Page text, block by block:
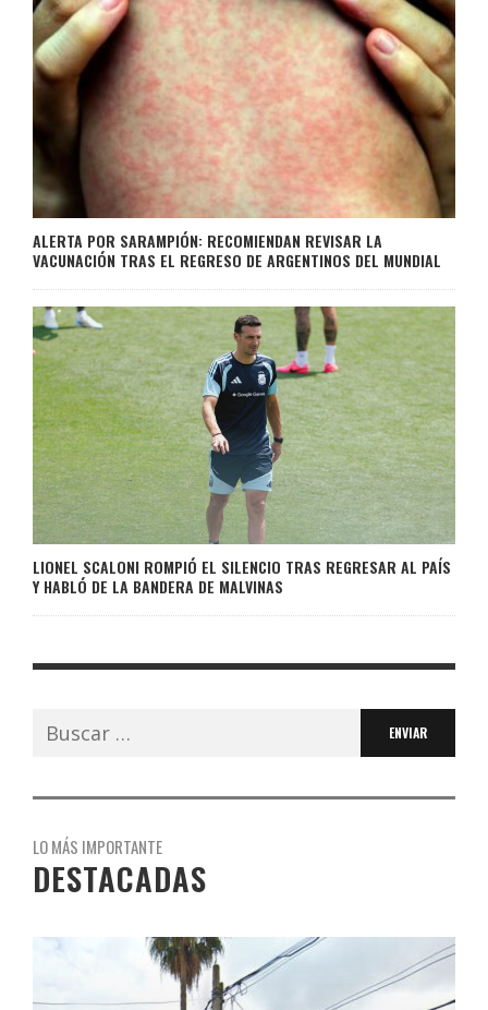
ALERTA POR SARAMPIÓN: RECOMIENDAN REVISAR LA
VACUNACIÓN TRAS EL REGRESO DE ARGENTINOS DEL MUNDIAL
LIONEL SCALONI ROMPIÓ EL SILENCIO TRAS REGRESAR AL PAÍS
Y HABLÓ DE LA BANDERA DE MALVINAS
Buscar:
LO MÁS IMPORTANTE
DESTACADAS